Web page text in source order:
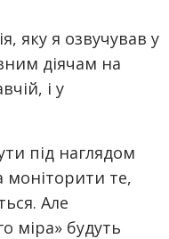
яку я озвучував у
діячам на
і у
під наглядом
те,
Але
міра» будуть